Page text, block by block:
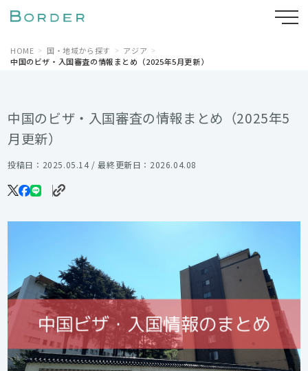
HOME 国・地域から探す
アジア
中国のビザ・入国審査の情報まとめ（2025年5月更新）
中国のビザ・入国審査の情報まとめ（2025年5
月更新）
投稿日：2025.05.14 / 最終更新日：2026.04.08